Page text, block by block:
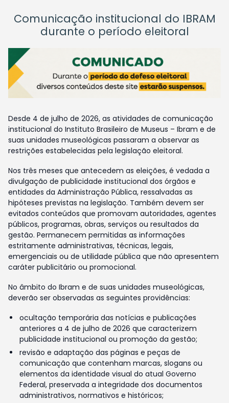
Comunicação institucional do IBRAM
durante o período eleitoral
Desde 4 de julho de 2026, as atividades de comunicação
institucional do Instituto Brasileiro de Museus – Ibram e de
suas unidades museológicas passaram a observar as
restrições estabelecidas pela legislação eleitoral.
Nos três meses que antecedem as eleições, é vedada a
divulgação de publicidade institucional dos órgãos e
entidades da Administração Pública, ressalvadas as
hipóteses previstas na legislação. Também devem ser
evitados conteúdos que promovam autoridades, agentes
públicos, programas, obras, serviços ou resultados da
gestão. Permanecem permitidas as informações
estritamente administrativas, técnicas, legais,
emergenciais ou de utilidade pública que não apresentem
caráter publicitário ou promocional.
No âmbito do Ibram e de suas unidades museológicas,
deverão ser observadas as seguintes providências:
ocultação temporária das notícias e publicações
anteriores a 4 de julho de 2026 que caracterizem
publicidade institucional ou promoção da gestão;
revisão e adaptação das páginas e peças de
comunicação que contenham marcas, slogans ou
elementos da identidade visual do atual Governo
Federal, preservada a integridade dos documentos
administrativos, normativos e históricos;